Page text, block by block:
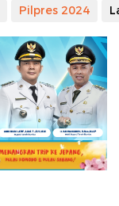
Pilpres 2024